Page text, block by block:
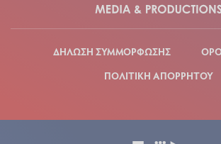
ΔΗΛΩΣΗ ΣΥΜΜΟΡΦΩΣΗΣ
ΠΟΛΙΤΙΚΗ ΑΠΟΡΡΗΤΟΥ